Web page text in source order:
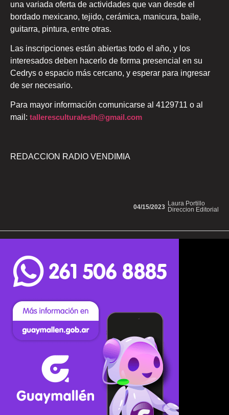
una variada oferta de actividades que van desde el
bordado mexicano, tejido, cerámica, manicura, baile,
guitarra, pintura, entre otras.
Las inscripciones están abiertas todo el año, y los
interesados deben hacerlo de forma presencial en su
Cedrys o espacio más cercano, y esperar para ingresar
de ser necesario.
Para mayor información comunicarse al 4129711 o al
mail: talleresculturaleslh@gmail.com
REDACCION RADIO VENDIMIA
Laura Portillo
Direccion Editorial
04/15/2023